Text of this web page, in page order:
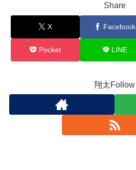
Share
X Facebook
Pocket LINE
翔太Follow